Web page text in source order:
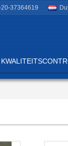
37364619